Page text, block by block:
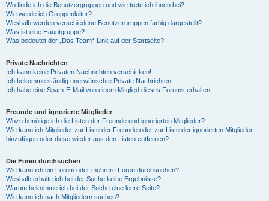
Wo finde ich die Benutzergruppen und wie trete ich ihnen bei?
Wie werde ich Gruppenleiter?
Weshalb werden verschiedene Benutzergruppen farbig dargestellt?
Was ist eine Hauptgruppe?
Was bedeutet der „Das Team“-Link auf der Startseite?
Private Nachrichten
Ich kann keine Privaten Nachrichten verschicken!
Ich bekomme ständig unerwünschte Private Nachrichten!
Ich habe eine Spam-E-Mail von einem Mitglied dieses Forums erhalten!
Freunde und ignorierte Mitglieder
Wozu benötige ich die Listen der Freunde und ignorierten Mitglieder?
Wie kann ich Mitglieder zur Liste der Freunde oder zur Liste der ignorierten Mitglieder
hinzufügen oder diese wieder aus den Listen entfernen?
Die Foren durchsuchen
Wie kann ich ein Forum oder mehrere Foren durchsuchen?
Weshalb erhalte ich bei der Suche keine Ergebnisse?
Warum bekomme ich bei der Suche eine leere Seite?
Wie kann ich nach Mitgliedern suchen?